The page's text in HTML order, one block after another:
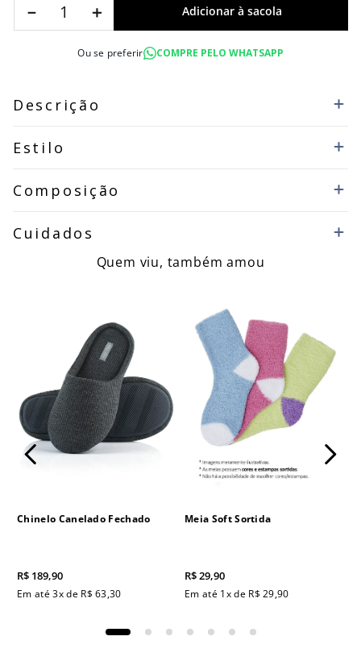
＋
－
Ou se preferir COMPRE PELO WHATSAPP
Descrição
Estilo
Composição
Cuidados
Quem viu, também amou
Chinelo Canelado Fechado
R$ 189,90
Em até3x de R$ 63,30
Meia Soft Sortida
R$29,90
Em até 1x de R$ 29,90